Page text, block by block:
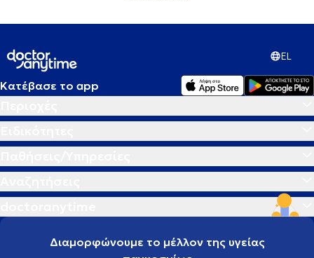
EL
Κατέβασε το app
Διαμορφώνουμε το μέλλον της υγείας